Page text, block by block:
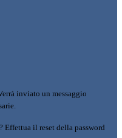
inviato un messaggio
Effettua il reset della password